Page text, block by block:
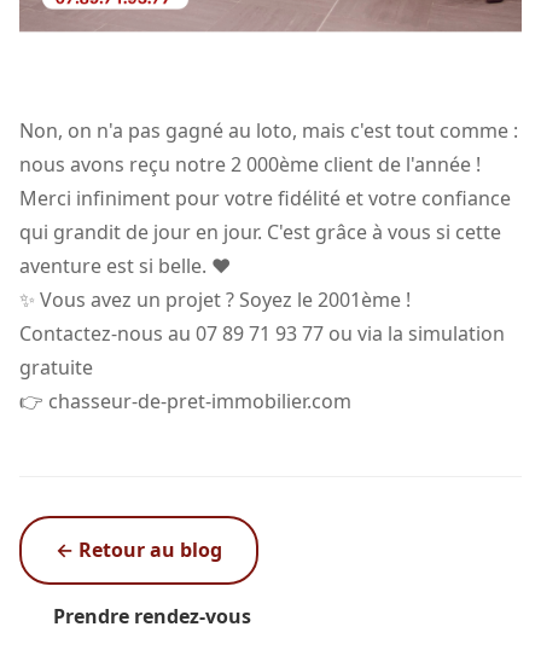
Non, on n'a pas gagné au loto, mais c'est tout comme :
nous avons reçu notre 2 000ème client de l'année !
Merci infiniment pour votre fidélité et votre confiance
qui grandit de jour en jour. C'est grâce à vous si cette
aventure est si belle. ❤️
✨ Vous avez un projet ? Soyez le 2001ème !
Contactez-nous au 07 89 71 93 77 ou via la simulation
gratuite
👉 chasseur-de-pret-immobilier.com
← Retour au blog
Prendre rendez-vous